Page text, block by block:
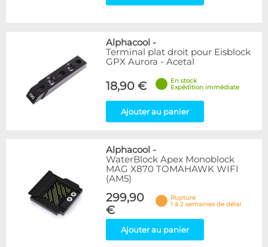
Alphacool -
Terminal plat droit pour Eisblock
GPX Aurora - Acetal
18,90 €
En stock
Expédition immédiate
Ajouter au panier
Alphacool -
WaterBlock Apex Monoblock
MAG X870 TOMAHAWK WIFI
(AM5)
299,90
€
Rupture
1 à 2 semaines de délai
Ajouter au panier